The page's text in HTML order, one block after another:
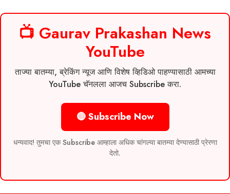
📺 Gaurav Prakashan News
YouTube
ताज्या बातम्या, ब्रेकिंग न्यूज आणि विशेष व्हिडिओ पाहण्यासाठी आमच्या
YouTube चॅनलला आजच Subscribe करा.
🔴 Subscribe Now
धन्यवाद! तुमचा एक Subscribe आम्हाला अधिक चांगल्या बातम्या देण्यासाठी प्रेरणा
देतो.